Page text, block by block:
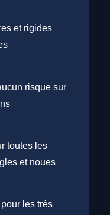
et rigides
risque sur
toutes les
et noues
les très